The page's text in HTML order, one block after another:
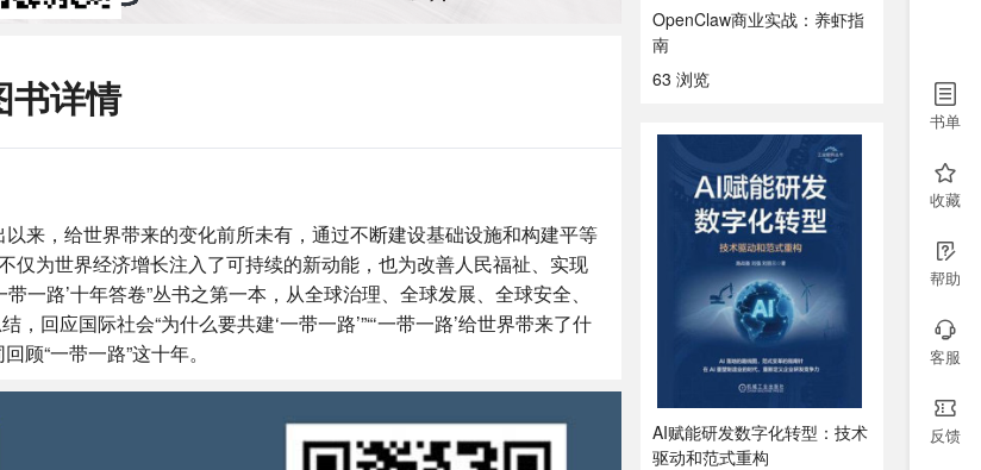
书详情
来，给世界带来的变化前所未有，通过不断建设基础设施和构建平等
仅为世界经济增长注入了可持续的新动能，也为改善人民福祉、实现
一路’十年答卷”丛书之第一本，从全球治理、全球发展、全球安全、
回应国际社会“为什么要共建‘一带一路’”“‘一带一路’给世界带来了什
顾“一带一路”这十年。
OpenClaw商业实战：养虾指
南
63 浏览
AI赋能研发数字化转型：技术
驱动和范式重构
书单
收藏
帮助
客服
反馈